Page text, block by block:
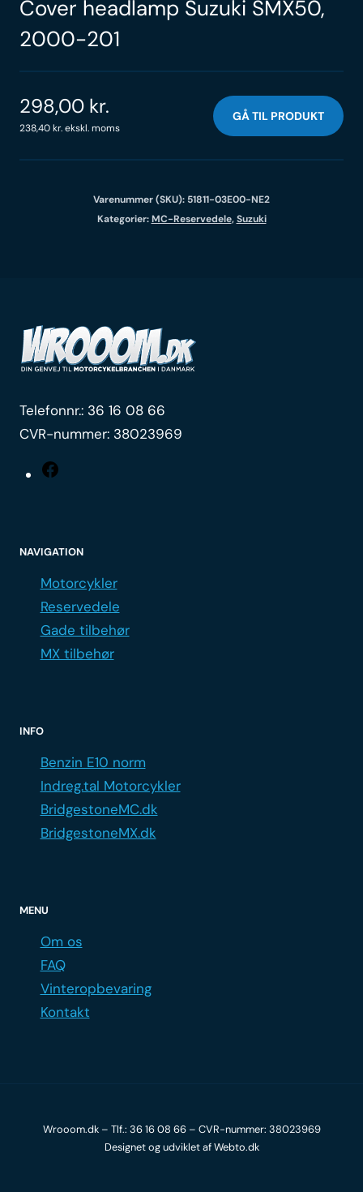
Cover headlamp Suzuki SMX50,
2000-201
298,00 kr.
238,40kr.ekskl. moms
GÅ TIL PRODUKT
Varenummer (SKU): 51811-03E00-NE2
Kategorier:MC-Reservedele,Suzuki
Telefonnr.: 36 16 08 66
CVR-nummer: 38023969
NAVIGATION
Motorcykler
Reservedele
Gade tilbehør
MX tilbehør
INFO
Benzin E10 norm
Indreg.tal Motorcykler
BridgestoneMC.dk
BridgestoneMX.dk
MENU
Om os
FAQ
Vinteropbevaring
Kontakt
Wrooom.dk – Tlf.: 36 16 08 66– CVR-nummer: 38023969
Designet og udviklet afWebto.dk